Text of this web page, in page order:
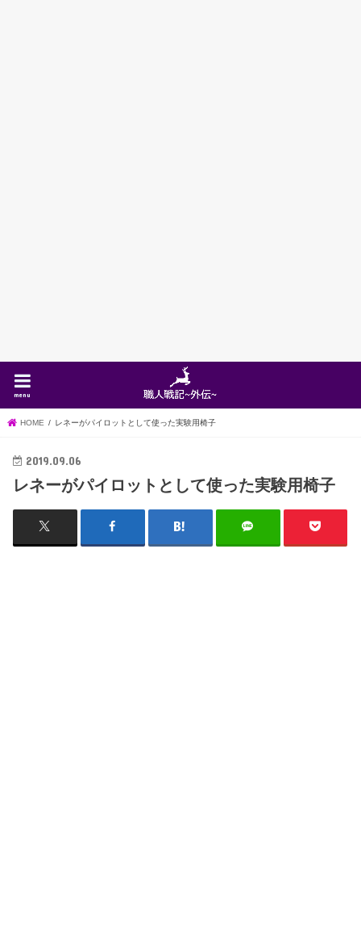
menu
HOME レネーがパイロットとして使った実験用椅子
2019.09.06
レネーがパイロットとして使った実験用椅子